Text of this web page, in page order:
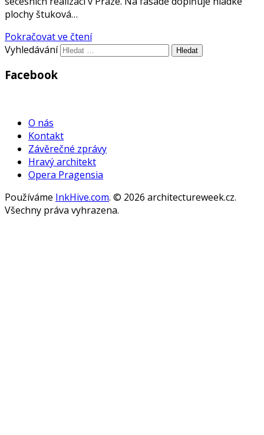
plochy štuková…
Pokračovat ve čtení
Vyhledávání
Facebook
O nás
Kontakt
Závěrečné zprávy
Hravý architekt
Opera Pragensia
Používáme InkHive.com. © 2026 architectureweek.cz.
Všechny práva vyhrazena.